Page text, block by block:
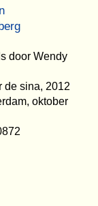
door Wendy
de sina, 2012
oktober